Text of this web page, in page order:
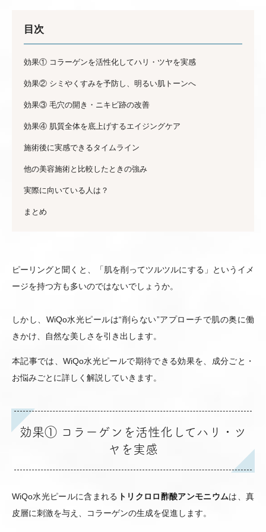
目次
効果① コラーゲンを活性化してハリ・ツヤを実感
効果② シミやくすみを予防し、明るい肌トーンへ
効果③ 毛穴の開き・ニキビ跡の改善
効果④ 肌質全体を底上げするエイジングケア
施術後に実感できるタイムライン
他の美容施術と比較したときの強み
実際に向いている人は？
まとめ
ピーリングと聞くと、「肌を削ってツルツルにする」というイメ
ージを持つ方も多いのではないでしょうか。
しかし、WiQo水光ピールは“削らない”アプローチで肌の奥に働
きかけ、自然な美しさを引き出します。
本記事では、WiQo水光ピールで期待できる効果を、成分ごと・
お悩みごとに詳しく解説していきます。
効果① コラーゲンを活性化してハリ・ツ
ヤを実感
WiQo水光ピールに含まれる トリクロロ酢酸アンモニウムは、真
皮層に刺激を与え、コラーゲンの生成を促進します。